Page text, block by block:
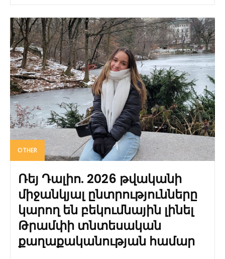
OTHER
Ռեյ Դալիո. 2026 թվականի
միջանկյալ ընտրությունները
կարող են բեկումնային լինել
Թրամփի տնտեսական
քաղաքականության համար